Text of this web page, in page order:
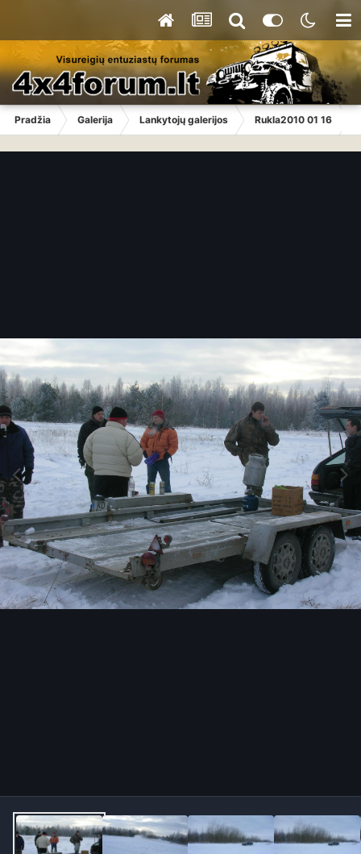
Pradžia Galerija Lankytojų galerijos Rukla2010 01 16